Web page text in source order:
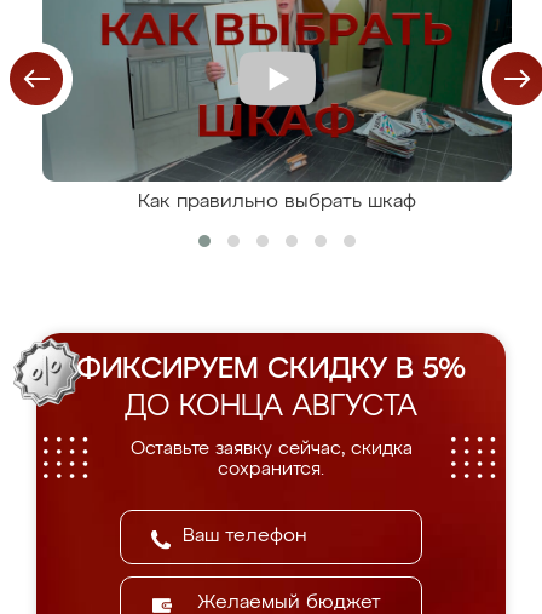
Как правильно выбрать шкаф
ФИКСИРУЕМ СКИДКУ В 5%
ДО КОНЦА АВГУСТА
Оставьте заявку сейчас, скидка
сохранится.
Желаемый бюджет